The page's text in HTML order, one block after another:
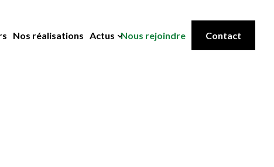
Nos réalisations Actus Nous rejoindre Contact